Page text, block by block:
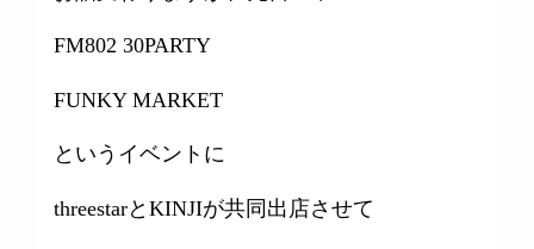
FM802 30PARTY
FUNKY MARKET
というイベントに
threestarとKINJIが共同出店させて